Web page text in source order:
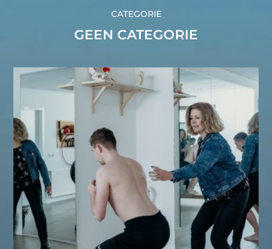
CATEGORIE
GEEN CATEGORIE